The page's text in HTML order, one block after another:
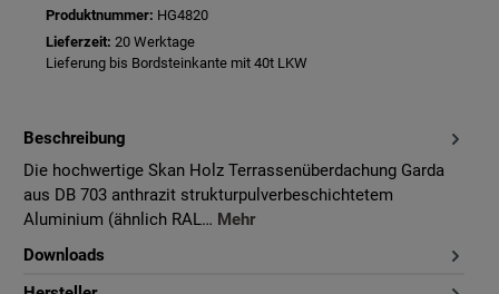
Produktnummer: HG4820
Lieferzeit: 20 Werktage
Lieferung bis Bordsteinkante mit 40t LKW
Beschreibung
Die hochwertige Skan Holz Terrassenüberdachung Garda
aus DB 703 anthrazit strukturpulverbeschichtetem
Aluminium (ähnlich RAL… Mehr
Downloads